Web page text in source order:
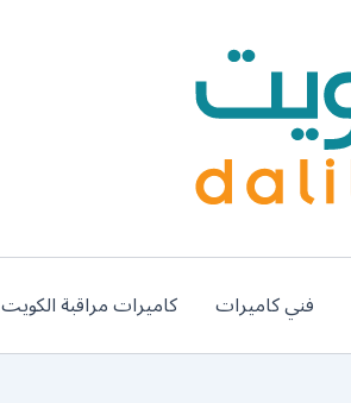
فني كاميرات كاميرات مراقبة الكويت